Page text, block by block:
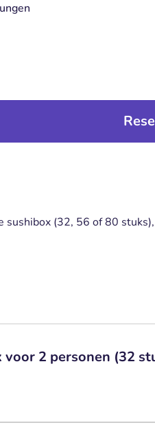
sushibox (32, 56 of 80
voor 2 personen (32